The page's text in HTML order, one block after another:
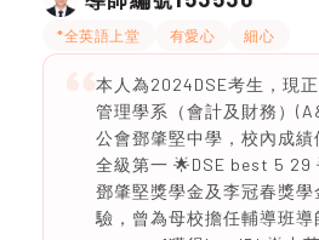
*全英語上堂 有愛心 細心
本人為2024DSE考生，現
管理學系（會計及財務）
公會鄧肇堅中學，校內成
全級第一 🌟DSE best 5 29
鄧肇堅獎學金及李冠春獎學
驗，曾為母校擔任輔導班